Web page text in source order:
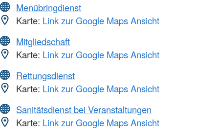
Menübringdienst
Karte: Link zur Google Maps Ansicht
Mitgliedschaft
Karte: Link zur Google Maps Ansicht
Rettungsdienst
Karte: Link zur Google Maps Ansicht
Sanitätsdienst bei Veranstaltungen
Karte: Link zur Google Maps Ansicht